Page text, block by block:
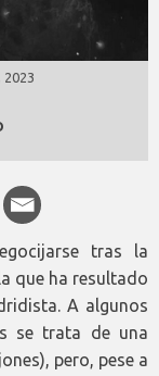
2023
tras la
que ha resultado
A algunos
se trata de una
pero, pese a